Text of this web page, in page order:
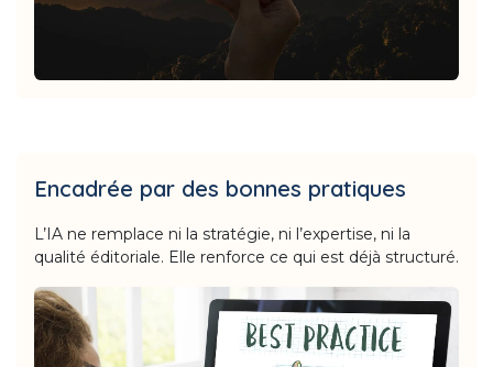
Encadrée par des bonnes pratiques
L’IA ne remplace ni la stratégie, ni l’expertise, ni la
qualité éditoriale. Elle renforce ce qui est déjà structuré.